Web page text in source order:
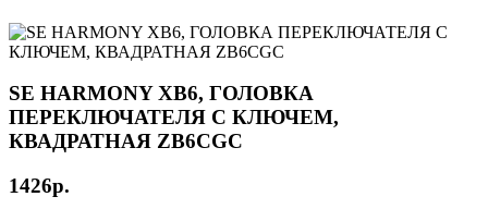
SE HARMONY XB6, ГОЛОВКА
ПЕРЕКЛЮЧАТЕЛЯ С КЛЮЧЕМ,
КВАДРАТНАЯ ZB6CGC
1426р.